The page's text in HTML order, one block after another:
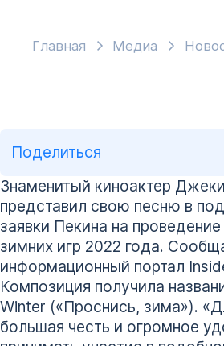
Главная Медиа
Поделиться
Знаменитый киноактер
представил свою песню в
заявки Пекина на
зимних игр 2022 года.
информационный портал
Композиция получила
Winter («Проснись, зима»).
большая честь и огромное